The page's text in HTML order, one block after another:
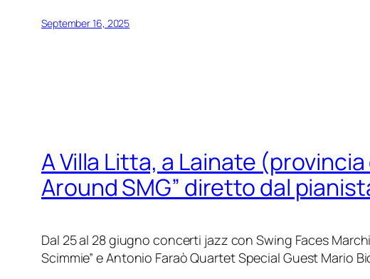
September 16, 2025
A Villa Litta, a Lainate
Around SMG” diretto dal
Dal 25 al 28 giugno concerti jazz con Swing Faces
Scimmie” e Antonio Faraò Quartet Special Guest Mario